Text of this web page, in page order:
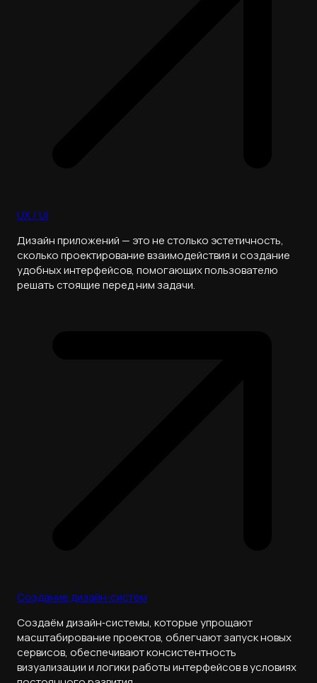
UX / UI
Дизайн приложений — это не столько эстетичность,
сколько проектирование взаимодействия и создание
удобных интерфейсов, помогающих пользователю
решать стоящие перед ним задачи.
Создание дизайн‑систем
Создаём дизайн‑системы, которые упрощают
масштабирование проектов, облегчают запуск новых
сервисов, обеспечивают консистентность
визуализации и логики работы интерфейсов в условиях